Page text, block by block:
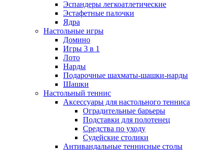
Эспандеры легкоатлетические
Эстафетные палочки
Ядра
Настольные игры
Домино
Игры 3 в 1
Лото
Нарды
Подарочные шахматы-шашки-нарды
Шашки
Настольный теннис
Аксессуары для настольного тенниса
Оградительные барьеры
Подставки для полотенец
Средства по уходу
Судейские столики
Антивандальные теннисные столы